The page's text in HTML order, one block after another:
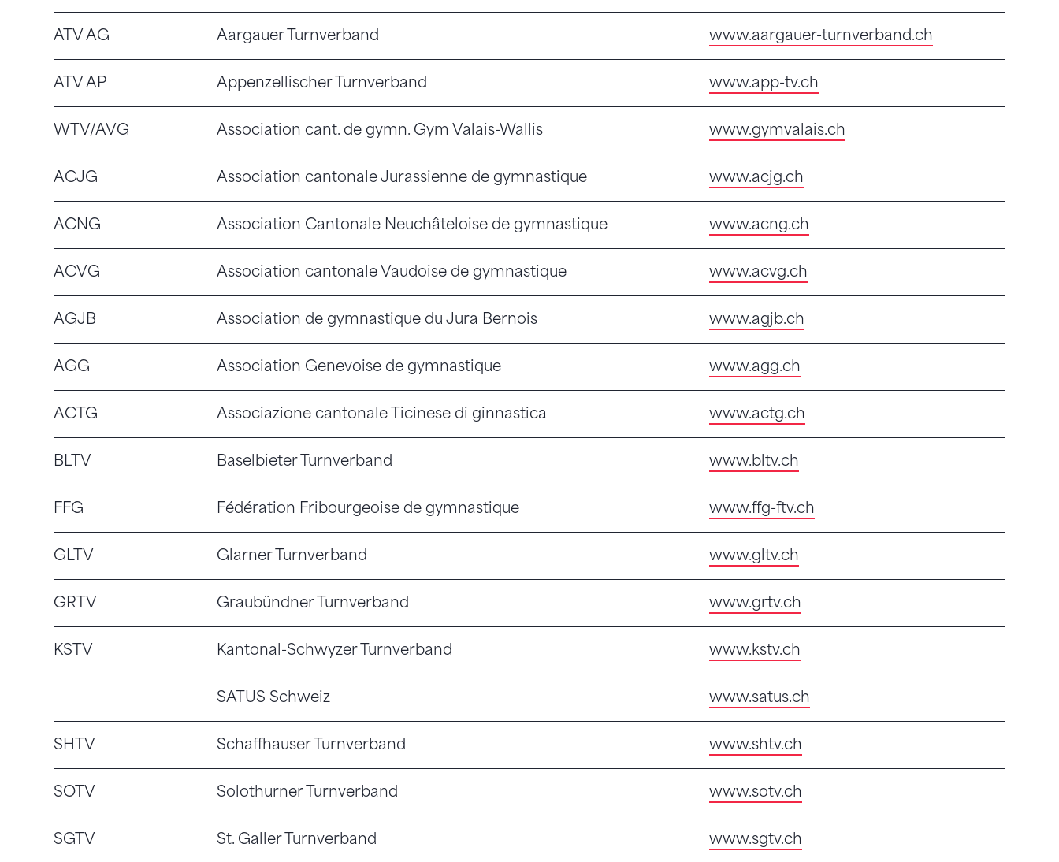
ATV AG Aargauer Turnverband www.aargauer-turnverband.ch
ATV AP Appenzellischer Turnverband www.app-tv.ch
WTV/AVG Association cant. de gymn. Gym Valais-Wallis www.gymvalais.ch
ACJG Association cantonale Jurassienne de gymnastique www.acjg.ch
ACNG Association Cantonale Neuchâteloise de gymnastique www.acng.ch
ACVG Association cantonale Vaudoise de gymnastique www.acvg.ch
AGJB Association de gymnastique du Jura Bernois www.agjb.ch
AGG Association Genevoise de gymnastique www.agg.ch
ACTG Associazione cantonale Ticinese di ginnastica www.actg.ch
BLTV Baselbieter Turnverband www.bltv.ch
FFG Fédération Fribourgeoise de gymnastique www.ffg-ftv.ch
GLTV Glarner Turnverband www.gltv.ch
GRTV Graubündner Turnverband www.grtv.ch
KSTV Kantonal-Schwyzer Turnverband www.kstv.ch
SATUS Schweiz www.satus.ch
SHTV Schaffhauser Turnverband www.shtv.ch
SOTV Solothurner Turnverband www.sotv.ch
SGTV St. Galler Turnverband www.sgtv.ch